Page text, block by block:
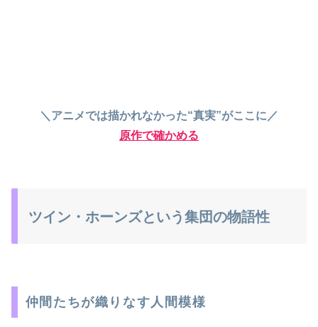
＼アニメでは描かれなかった“真実”がここに／
原作で確かめる
ツイン・ホーンズという集団の物語性
仲間たちが織りなす人間模様